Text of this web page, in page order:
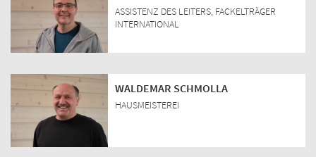
ASSISTENZ DES LEITERS, FACKELTRÄGER
INTERNATIONAL
WALDEMAR SCHMOLLA
HAUSMEISTEREI